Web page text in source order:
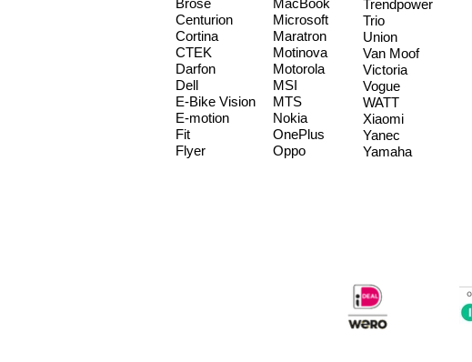
Brose
Centurion
Cortina
CTEK
Darfon
Dell
E-Bike Vision
E-motion
Fit
Flyer
MacBook
Microsoft
Maratron
Motinova
Motorola
MSI
MTS
Nokia
OnePlus
Oppo
Trendpower
Trio
Union
Van Moof
Victoria
Vogue
WATT
Xiaomi
Yanec
Yamaha